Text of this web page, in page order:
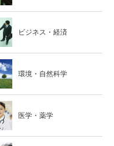
ビジネス・経済
環境・自然科学
医学・薬学